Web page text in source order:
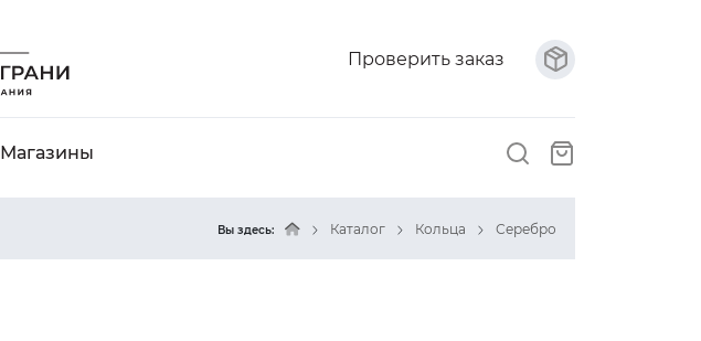
Проверить заказ
Магазины
Вы здесь: Каталог Кольца Серебро